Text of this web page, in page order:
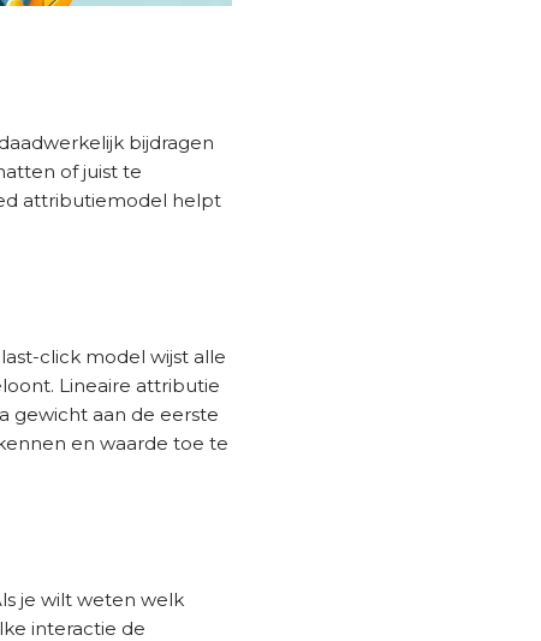
bijdragen
of juist te
attributiemodel helpt
click model wijst alle
Lineaire attributie
gewicht aan de eerste
en waarde toe te
je wilt weten welk
interactie de